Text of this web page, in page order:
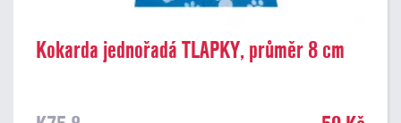
Kokarda jednořadá TLAPKY, průměr 8 cm